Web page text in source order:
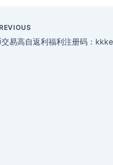
交易高自返利福利注册码：